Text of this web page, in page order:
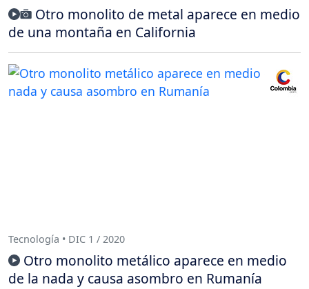
Otro monolito de metal aparece en medio
de una montaña en California
Tecnología • DIC 1 / 2020
Otro monolito metálico aparece en medio
de la nada y causa asombro en Rumanía